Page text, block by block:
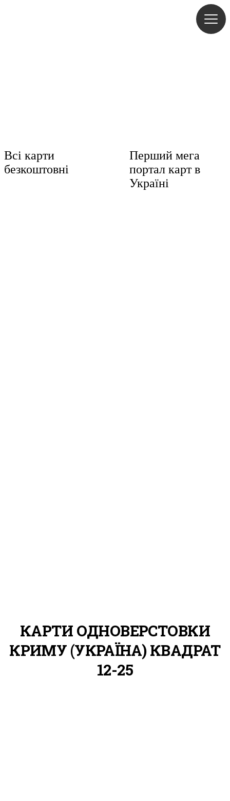
Всі карти
безкоштовні
Перший мега
портал карт в
Україні
КАРТИ ОДНОВЕРСТОВКИ
КРИМУ (УКРАЇНА) КВАДРАТ
12-25